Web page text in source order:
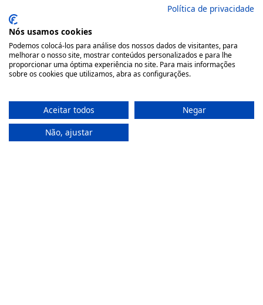
(+351) 912 474 321
geral@farmaciamoreno.pt
A Minha Conta
Política de privacidade
Nós usamos cookies
Podemos colocá-los para análise dos nossos dados de visitantes, para
melhorar o nosso site, mostrar conteúdos personalizados e para lhe
proporcionar uma óptima experiência no site. Para mais informações
sobre os cookies que utilizamos, abra as configurações.
Aceitar todos
Negar
Não, ajustar